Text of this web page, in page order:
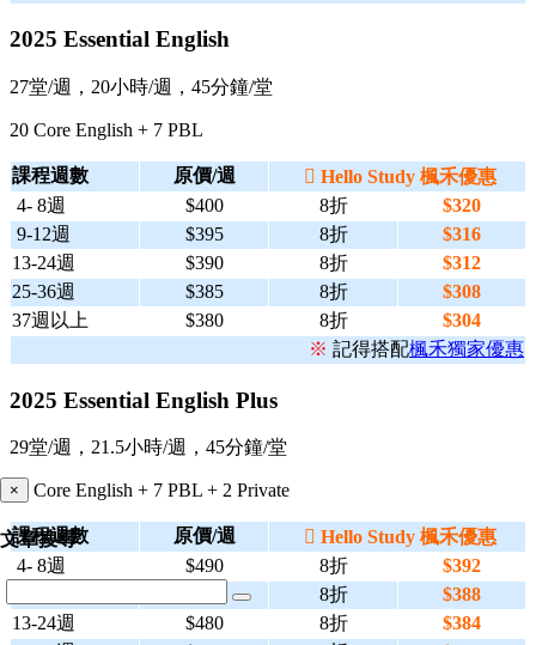
2025 Essential English
27堂/週，20小時/週，45分鐘/堂
20 Core English + 7 PBL
課程週數 原價/週  Hello Study 楓禾優惠
4- 8週
$400 8折
$320
9-12週
$395 8折
$316
13-24週
$390 8折
$312
25-36週
$385 8折
$308
37週以上
$380 8折
$304
※ 記得搭配楓禾獨家優惠
2025 Essential English Plus
29堂/週，21.5小時/週，45分鐘/堂
20 Core English + 7 PBL + 2 Private
課程週數 原價/週  Hello Study 楓禾優惠
4- 8週
$490 8折
$392
8折
$388
13-24週
$480 8折
$384
×
文章搜尋